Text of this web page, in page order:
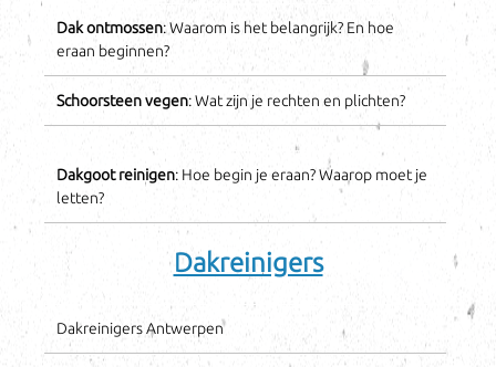
Dak ontmossen: Waarom is het belangrijk? En hoe
eraan beginnen?
Schoorsteen vegen: Wat zijn je rechten en plichten?
Dakgoot reinigen: Hoe begin je eraan? Waarop moet je
letten?
Dakreinigers
Dakreinigers Antwerpen